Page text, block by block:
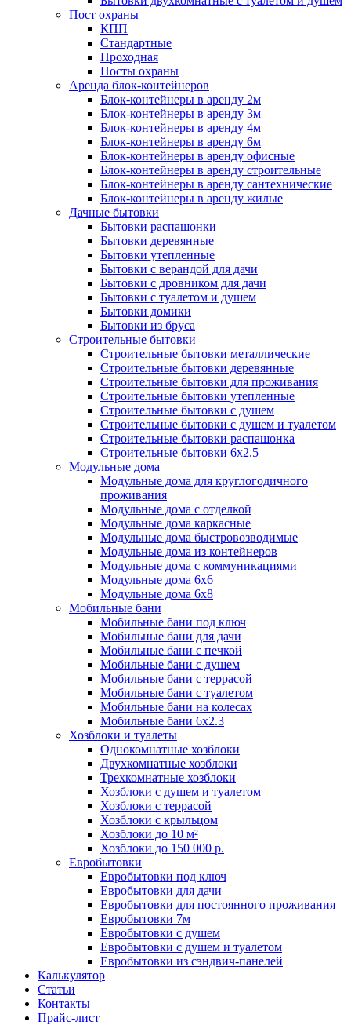
Пост охраны
КПП
Стандартные
Проходная
Посты охраны
Аренда блок-контейнеров
Блок-контейнеры в аренду 2м
Блок-контейнеры в аренду 3м
Блок-контейнеры в аренду 4м
Блок-контейнеры в аренду 6м
Блок-контейнеры в аренду офисные
Блок-контейнеры в аренду строительные
Блок-контейнеры в аренду сантехнические
Блок-контейнеры в аренду жилые
Дачные бытовки
Бытовки распашонки
Бытовки деревянные
Бытовки утепленные
Бытовки с верандой для дачи
Бытовки с дровником для дачи
Бытовки с туалетом и душем
Бытовки домики
Бытовки из бруса
Строительные бытовки
Строительные бытовки металлические
Строительные бытовки деревянные
Строительные бытовки для проживания
Строительные бытовки утепленные
Строительные бытовки с душем
Строительные бытовки с душем и туалетом
Строительные бытовки распашонка
Строительные бытовки 6x2.5
Модульные дома
Модульные дома для круглогодичного
проживания
Модульные дома с отделкой
Модульные дома каркасные
Модульные дома быстровозводимые
Модульные дома из контейнеров
Модульные дома с коммуникациями
Модульные дома 6x6
Модульные дома 6x8
Мобильные бани
Мобильные бани под ключ
Мобильные бани для дачи
Мобильные бани с печкой
Мобильные бани с душем
Мобильные бани с террасой
Мобильные бани с туалетом
Мобильные бани на колесах
Мобильные бани 6х2.3
Хозблоки и туалеты
Однокомнатные хозблоки
Двухкомнатные хозблоки
Трехкомнатные хозблоки
Хозблоки с душем и туалетом
Хозблоки с террасой
Хозблоки с крыльцом
Хозблоки до 10 м²
Хозблоки до 150 000 р.
Евробытовки
Евробытовки под ключ
Евробытовки для дачи
Евробытовки для постоянного проживания
Евробытовки 7м
Евробытовки с душем
Евробытовки с душем и туалетом
Евробытовки из сэндвич-панелей
Калькулятор
Статьи
Контакты
Прайс-лист